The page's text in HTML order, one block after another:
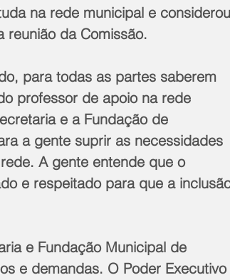
na rede municipal e considerou
reunião da Comissão.
para todas as partes saberem
professor de apoio na rede
e a Fundação de
a gente suprir as necessidades
A gente entende que o
e respeitado para que a
e Fundação Municipal de
e demandas. O Poder Executivo